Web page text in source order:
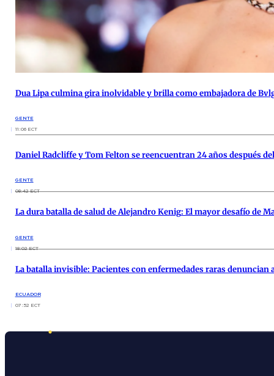
Dua Lipa culmina gira inolvidable y brilla como embajadora de
GENTE
11:06 ECT
Daniel Radcliffe y Tom Felton se reencuentran 24 años después
GENTE
08:42 ECT
La dura batalla de salud de Alejandro Kenig: El mayor desafío de
GENTE
18:02 ECT
La batalla invisible: Pacientes con enfermedades raras denuncian
ECUADOR
07:52 ECT